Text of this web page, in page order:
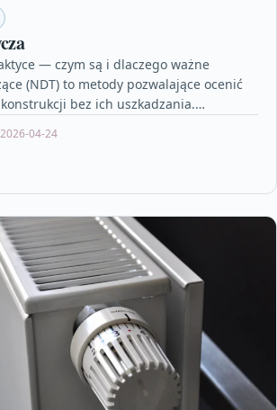
— czym są i dlaczego ważne
(NDT) to metody pozwalające ocenić
bez ich uszkadzania.…
2026-04-24